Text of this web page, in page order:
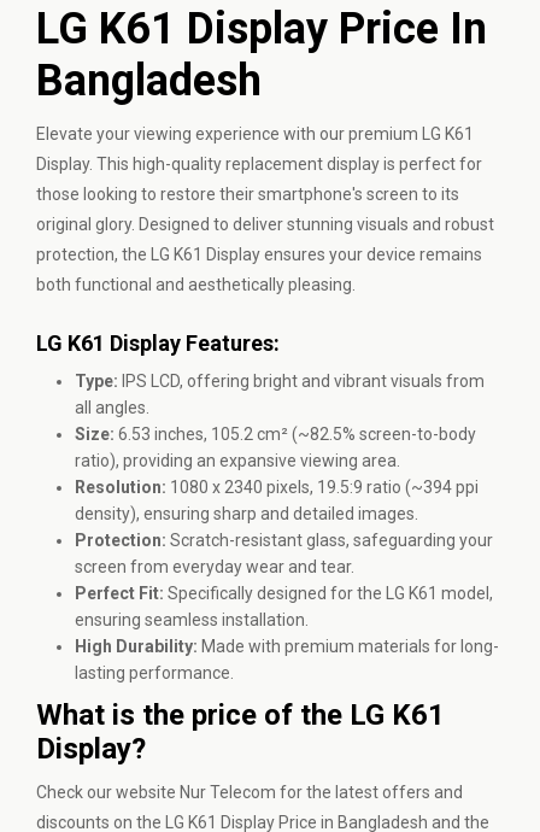
LG K61 Display Price In
Bangladesh
Elevate your viewing experience with our premium LG K61
Display. This high-quality replacement display is perfect for
those looking to restore their smartphone's screen to its
original glory. Designed to deliver stunning visuals and robust
protection, the LG K61 Display ensures your device remains
both functional and aesthetically pleasing.
LG K61 Display Features:
Type: IPS LCD, offering bright and vibrant visuals from
all angles.
Size: 6.53 inches, 105.2 cm² (~82.5% screen-to-body
ratio), providing an expansive viewing area.
Resolution: 1080 x 2340 pixels, 19.5:9 ratio (~394 ppi
density), ensuring sharp and detailed images.
Protection: Scratch-resistant glass, safeguarding your
screen from everyday wear and tear.
Perfect Fit: Specifically designed for the LG K61 model,
ensuring seamless installation.
High Durability: Made with premium materials for long-
lasting performance.
What is the price of the LG K61
Display?
Check our website Nur Telecom for the latest offers and
discounts on the LG K61 Display Price in Bangladesh and the